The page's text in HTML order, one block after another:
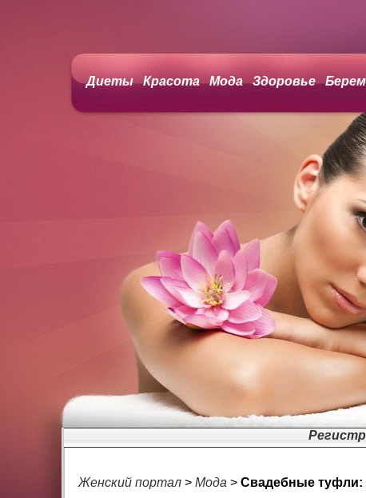
Диеты Красота Мода Здоровье
Женский портал> Мода > Свадебные туфли: